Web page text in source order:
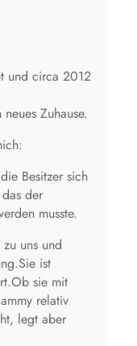
und circa 2012
Zuhause.
Besitzer sich
der
musste.
uns und
ist
sie mit
relativ
legt aber